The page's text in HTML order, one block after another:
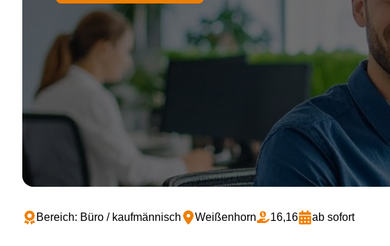
Weißenhorn
Bereich: Büro / kaufmännisch 16,16 ab sofort